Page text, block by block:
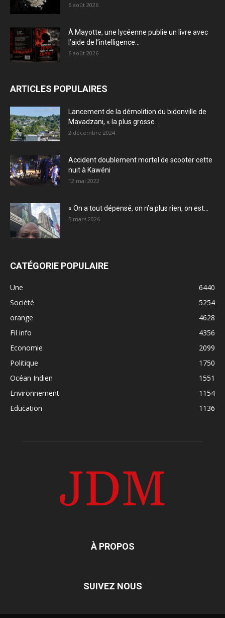
6 août 2026
À Mayotte, une lycéenne publie un livre avec
l’aide de l’intelligence...
6 août 2026
ARTICLES POPULAIRES
Lancement de la démolition du bidonville de
Mavadzani, « la plus grosse...
2 décembre 2024
Accident doublement mortel de scooter cette
nuit à Kawéni
12 mai 2022
« On a tout dépensé, on n’a plus rien, on est...
5 mars 2026
CATÉGORIE POPULAIRE
Une
6440
Société
5254
orange
4628
Fil info
4356
Economie
2099
Politique
1750
Océan Indien
1551
Environnement
1154
Education
1136
À PROPOS
SUIVEZ NOUS